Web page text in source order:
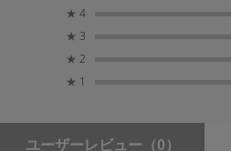
★ 4
★ 3
★ 2
★ 1
ユーザーレビュー （0）